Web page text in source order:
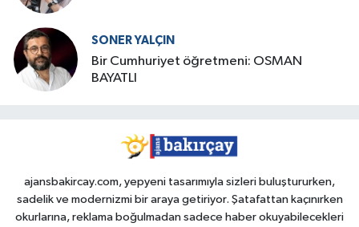
SONER YALÇIN
Bir Cumhuriyet öğretmeni: OSMAN
BAYATLI
ajansbakircay.com, yepyeni tasarımıyla sizleri buluştururken,
sadelik ve modernizmi bir araya getiriyor. Şatafattan kaçınırken
okurlarına, reklama boğulmadan sadece haber okuyabilecekleri